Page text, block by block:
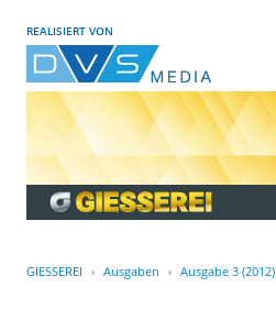
REALISIERT VON
GIESSEREI Ausgaben Ausgabe 3 (2012)